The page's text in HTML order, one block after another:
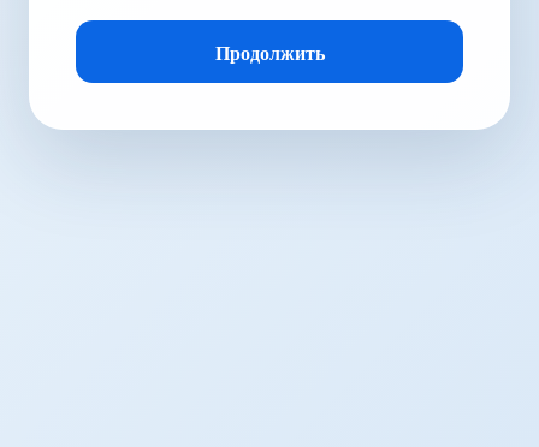
Продолжить